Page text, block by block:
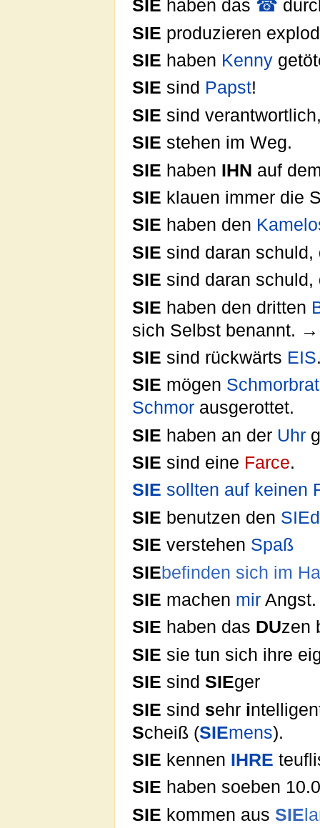
SIE haben das ☎
SIE produzieren
SIE haben Kenny
SIE sind Papst!
SIE sind
SIE stehen im Weg.
SIE haben IHN auf
SIE klauen immer die
SIE haben den
SIE sind daran
SIE sind daran
SIE haben den dritten
sich Selbst benannt.
SIE sind rückwärts EIS
SIE mögen
Schmor ausgerottet.
SIE haben an der Uhr
SIE sind eine Farce.
SIE sollten auf keinen
SIE benutzen den
SIE verstehen Spaß
SIEbefinden sich im
SIE machen mir Angst.
SIE haben das DUzen
SIE sie tun sich ihre
SIE sind SIEger
SIE sind sehr i
Scheiß (SIEmens).
SIE kennen IHRE
SIE haben soeben
SIE kommen aus SIE